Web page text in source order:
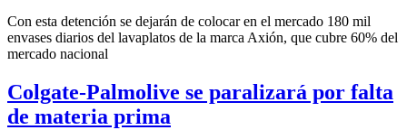
Con esta detención se dejarán de colocar en el mercado 180 mil
envases diarios del lavaplatos de la marca Axión, que cubre 60% del
mercado nacional
Colgate-Palmolive se paralizará por falta
de materia prima